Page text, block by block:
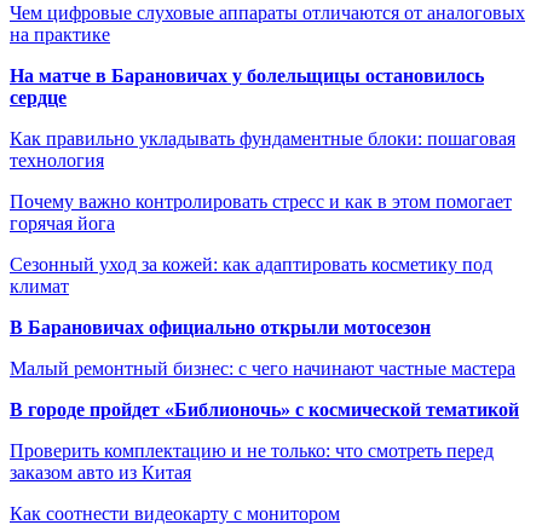
Чем цифровые слуховые аппараты отличаются от аналоговых
на практике
На матче в Барановичах у болельщицы остановилось
сердце
Как правильно укладывать фундаментные блоки: пошаговая
технология
Почему важно контролировать стресс и как в этом помогает
горячая йога
Сезонный уход за кожей: как адаптировать косметику под
климат
В Барановичах официально открыли мотосезон
Малый ремонтный бизнес: с чего начинают частные мастера
В городе пройдет «Библионочь» с космической тематикой
Проверить комплектацию и не только: что смотреть перед
заказом авто из Китая
Как соотнести видеокарту с монитором